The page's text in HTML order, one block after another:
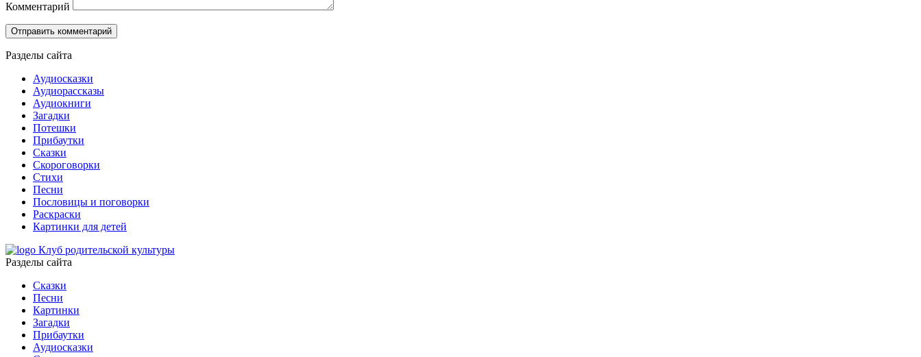
Комментарий
Разделы сайта
Аудиосказки
Аудиорассказы
Аудиокниги
Загадки
Потешки
Прибаутки
Сказки
Скороговорки
Стихи
Песни
Пословицы и поговорки
Раскраски
Картинки для детей
Клуб родительской культуры
Разделы сайта
Сказки
Песни
Картинки
Загадки
Прибаутки
Аудиосказки